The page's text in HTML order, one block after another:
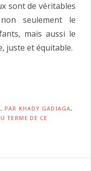
sont de véritables
seulement le
mais aussi le
juste et équitable.
, PAR KHADY GADIAGA,
TERME DE CE